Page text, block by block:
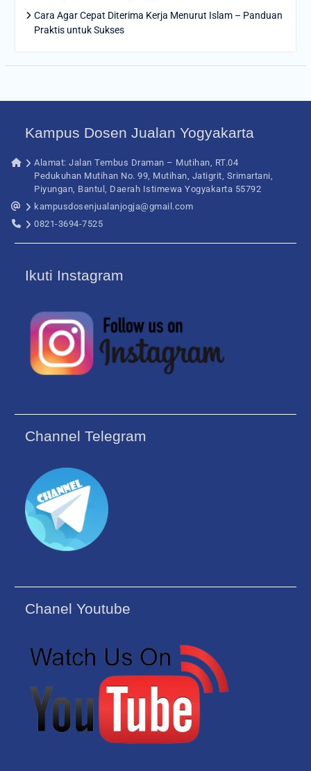
Cara Agar Cepat Diterima Kerja Menurut Islam – Panduan
Praktis untuk Sukses
Kampus Dosen Jualan Yogyakarta
Alamat: Jalan Tembus Draman – Mutihan, RT.04
Pedukuhan Mutihan No. 99, Mutihan, Jatigrit, Srimartani,
Piyungan, Bantul, Daerah Istimewa Yogyakarta 55792
kampusdosenjualanjogja@gmail.com
0821-3694-7525
Ikuti Instagram
Channel Telegram
Chanel Youtube